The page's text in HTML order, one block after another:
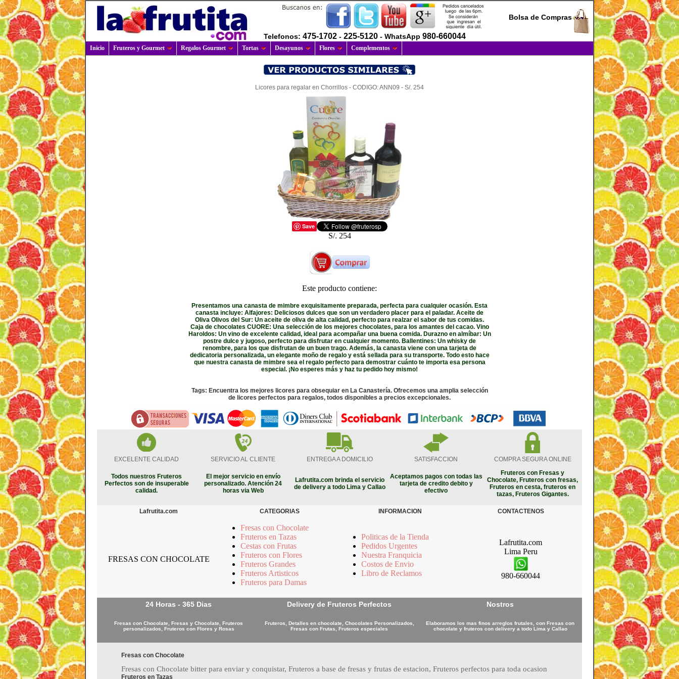
Bolsa de Compras
Telefonos: 475-1702 - 225-5120 - WhatsApp 980-660044
Inicio Fruteros y Gourmet Regalos Gourmet Tortas Desayunos Flores Complementos
Licores para regalar en Chorrillos - CODIGO: ANN09 - S/. 254
Save
S/. 254
Este producto contiene:
Presentamos una canasta de mimbre exquisitamente preparada, perfecta para cualquier ocasión. Esta
canasta incluye: Alfajores: Deliciosos dulces que son un verdadero placer para el paladar. Aceite de
Oliva Olivos del Sur: Un aceite de oliva de alta calidad, perfecto para realzar el sabor de tus comidas.
Caja de chocolates CUORE: Una selección de los mejores chocolates, para los amantes del cacao. Vino
Haroldos: Un vino de excelente calidad, ideal para acompañar una buena comida. Durazno en almíbar: Un
postre dulce y jugoso, perfecto para disfrutar en cualquier momento. Ballentines: Un whisky de
renombre, para los que disfrutan de un buen trago. Además, la canasta viene con una tarjeta de
dedicatoria personalizada, un elegante moño de regalo y está sellada para su transporte. Todo esto hace
que nuestra canasta de mimbre sea el regalo perfecto para demostrar cuánto te importa esa persona
especial. ¡No esperes más y haz tu pedido hoy mismo!
Tags: Encuentra los mejores licores para obsequiar en La Canastería. Ofrecemos una amplia selección
de licores perfectos para regalos, todos disponibles a precios excepcionales.
EXCELENTE CALIDAD SERVICIO AL CLIENTE ENTREGA A DOMICILIO SATISFACCION COMPRA SEGURA ONLINE
Todos nuestros Fruteros
Perfectos son de insuperable
calidad.
El mejor servicio en envío
personalizado. Atención 24
horas via Web
Lafrutita.com brinda el servicio
de delivery a todo Lima y Callao
Aceptamos pagos con todas las
tarjeta de credito debito y
efectivo
Fruteros con Fresas y
Chocolate, Fruteros con fresas,
Fruteros en cesta, fruteros en
tazas, Fruteros Gigantes.
Lafrutita.com CATEGORIAS INFORMACION CONTACTENOS
FRESAS CON CHOCOLATE
Fresas con Chocolate
Fruteros en Tazas
Cestas con Frutas
Fruteros con Flores
Fruteros Grandes
Fruteros Artisticos
Fruteros para Damas
Politicas de la Tienda
Pedidos Urgentes
Nuestra Franquicia
Costos de Envio
Libro de Reclamos
Lafrutita.com
Lima Peru
980-660044
24 Horas - 365 Dias Delivery de Fruteros Perfectos Nostros
Fresas con Chocolate, Fresas y Chocolate, Fruteros
personalizados, Fruteros con Flores y Rosas
Fruteros, Detalles en chocolate, Chocolates Personalizados,
Fresas con Frutas, Fruteros especiales
Elaboramos los mas finos arreglos frutales, con Fresas con
chocolate y fruteros con delivery a todo Lima y Callao
Fresas con Chocolate
Fresas con Chocolate bitter para enviar y conquistar, Fruteros a base de fresas y frutas de estacion, Fruteros perfectos para toda ocasion
Fruteros en Tazas